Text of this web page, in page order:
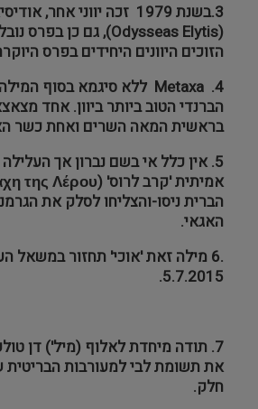
3.בשנת 1979 זכה יווני אחר,
(
Odysseas Elytis), גם כן בפרס
הזוכים היוונים היחידים בפרס
Metaxa .4 ללא סיגמא בסוף
הברנדי הטוב ביותר ביוון. אחד
בראשית המאה השרים ואחת כשר
5. אין כלל אי בשם נברון אך
אמיתית 'קרב לרוס' (της Λέρου
הברית ניסו-והצליחו לסלק את
האגאי.
.6
מילה זאת 'אוכי' תחזור במשאל
5.7.2015.
7. תודה מיחדת לאלוף (מיל') דן
את תשומת לבי למעורבות הבריטית
חלק.